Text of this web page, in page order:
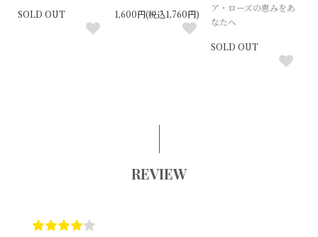
SOLD OUT 1,600円(税込1,760円)
ア・ローズの恵みをあ
なたへ
SOLD OUT
REVIEW